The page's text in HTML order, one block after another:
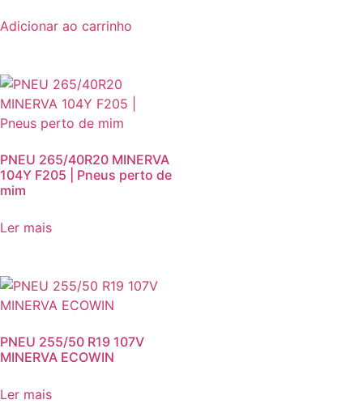
Adicionar ao carrinho
PNEU 265/40R20 MINERVA
104Y F205 | Pneus perto de
mim
Ler mais
PNEU 255/50 R19 107V
MINERVA ECOWIN
Ler mais